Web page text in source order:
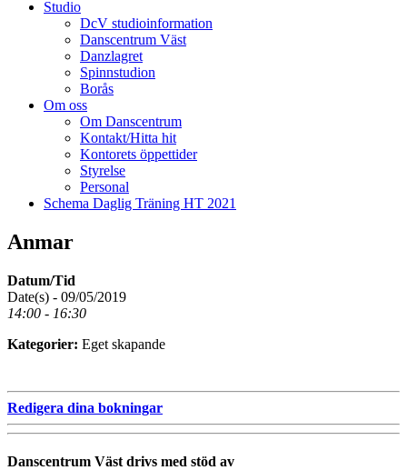
Studio
DcV studioinformation
Danscentrum Väst
Danzlagret
Spinnstudion
Borås
Om oss
Om Danscentrum
Kontakt/Hitta hit
Kontorets öppettider
Styrelse
Personal
Schema Daglig Träning HT 2021
Anmar
Datum/Tid
Date(s) - 09/05/2019
14:00 - 16:30
Kategorier: Eget skapande
Redigera dina bokningar
Danscentrum Väst drivs med stöd av